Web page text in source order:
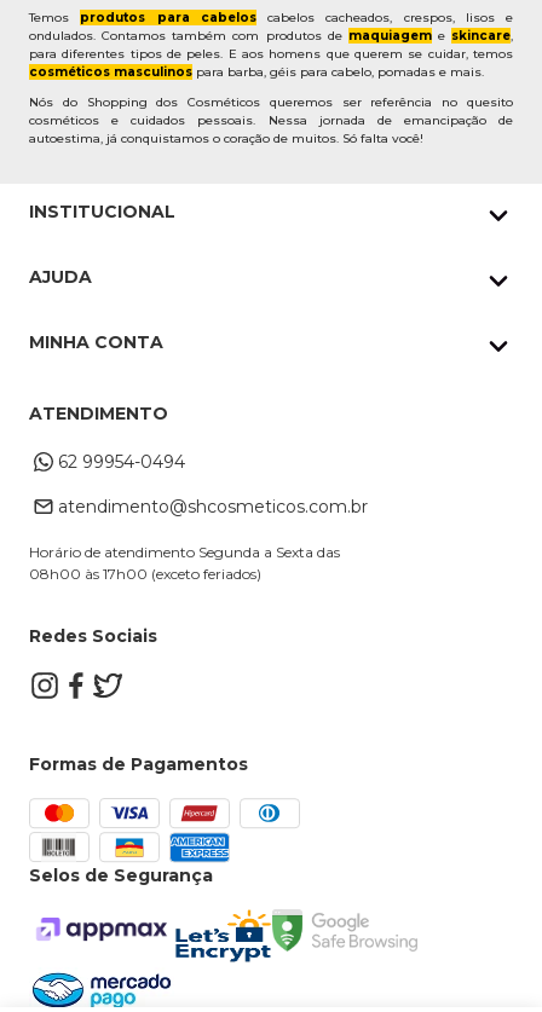
Temos produtos para cabeloscabelos cacheados, crespos, lisos e
ondulados. Contamos também com produtos de maquiageme skincare,
para diferentes tipos de peles. E aos homens que querem se cuidar, temos
cosméticos masculinos para barba, géis para cabelo, pomadas e mais.
Nós do Shopping dos Cosméticos queremos ser referência no quesito
cosméticos e cuidados pessoais. Nessa jornada de emancipação de
autoestima, já conquistamos o coração de muitos. Só falta você!
INSTITUCIONAL
Pedidos Whatsapp
Cupons
AJUDA
Troca e Devoluções
Dúvidas Frequentes
MINHA CONTA
Alterar Cadastro
ATENDIMENTO
62 99954-0494
atendimento@shcosmeticos.com.br
Horário de atendimento Segunda a Sexta das
08h00 às 17h00 (exceto feriados)
Redes Sociais
Formas de Pagamentos
Selos de Segurança